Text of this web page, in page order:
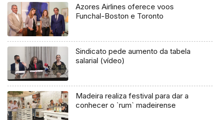
Azores Airlines oferece voos
Funchal-Boston e Toronto
Sindicato pede aumento da tabela
salarial (vídeo)
Madeira realiza festival para dar a
conhecer o `rum` madeirense